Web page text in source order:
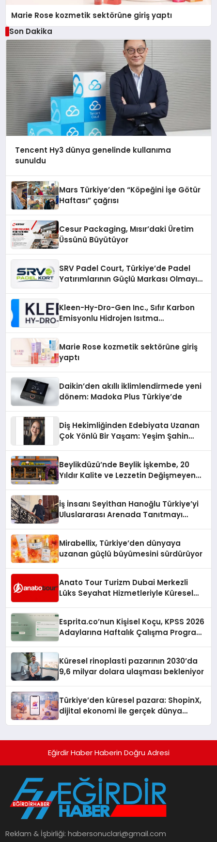
Marie Rose kozmetik sektörüne giriş yaptı
Son Dakika
Tencent Hy3 dünya genelinde kullanıma
sunuldu
Mars Türkiye’den “Köpeğini İşe Götür
Haftası” çağrısı
Cesur Packaging, Mısır’daki Üretim
Üssünü Büyütüyor
SRV Padel Court, Türkiye’de Padel
Yatırımlarının Güçlü Markası Olmayı
Kleen-Hy-Dro-Gen Inc., Sıfır Karbon
Emisyonlu Hidrojen Isıtma
Marie Rose kozmetik sektörüne giriş
yaptı
Daikin’den akıllı iklimlendirmede yeni
dönem: Madoka Plus Türkiye’de
Diş Hekimliğinden Edebiyata Uzanan
Çok Yönlü Bir Yaşam: Yeşim Şahin
Beylikdüzü’nde Beylik İşkembe, 20
Yıldır Kalite ve Lezzetin Değişmeyen
İş İnsanı Seyithan Hanoğlu Türkiye’yi
Uluslararası Arenada Tanıtmayı
Mirabellix, Türkiye’den dünyaya
uzanan güçlü büyümesini sürdürüyor
Anato Tour Turizm Dubai Merkezli
Lüks Seyahat Hizmetleriyle Küresel
Esprita.co’nun Kişisel Koçu, KPSS 2026
Adaylarına Haftalık Çalışma Programı
Küresel rinoplasti pazarının 2030’da
9,6 milyar dolara ulaşması bekleniyor
Türkiye’den küresel pazara: ShopinX,
dijital ekonomi ile gerçek dünya
Eğirdir Haber Haberin Doğru Adresi
Reklam & İşbirliği:habersonuclari@gmail.com